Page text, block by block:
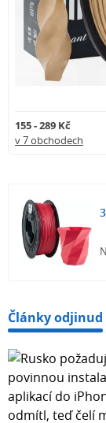
155 - 289 Kč
v 7 obchodech
Články odjinud